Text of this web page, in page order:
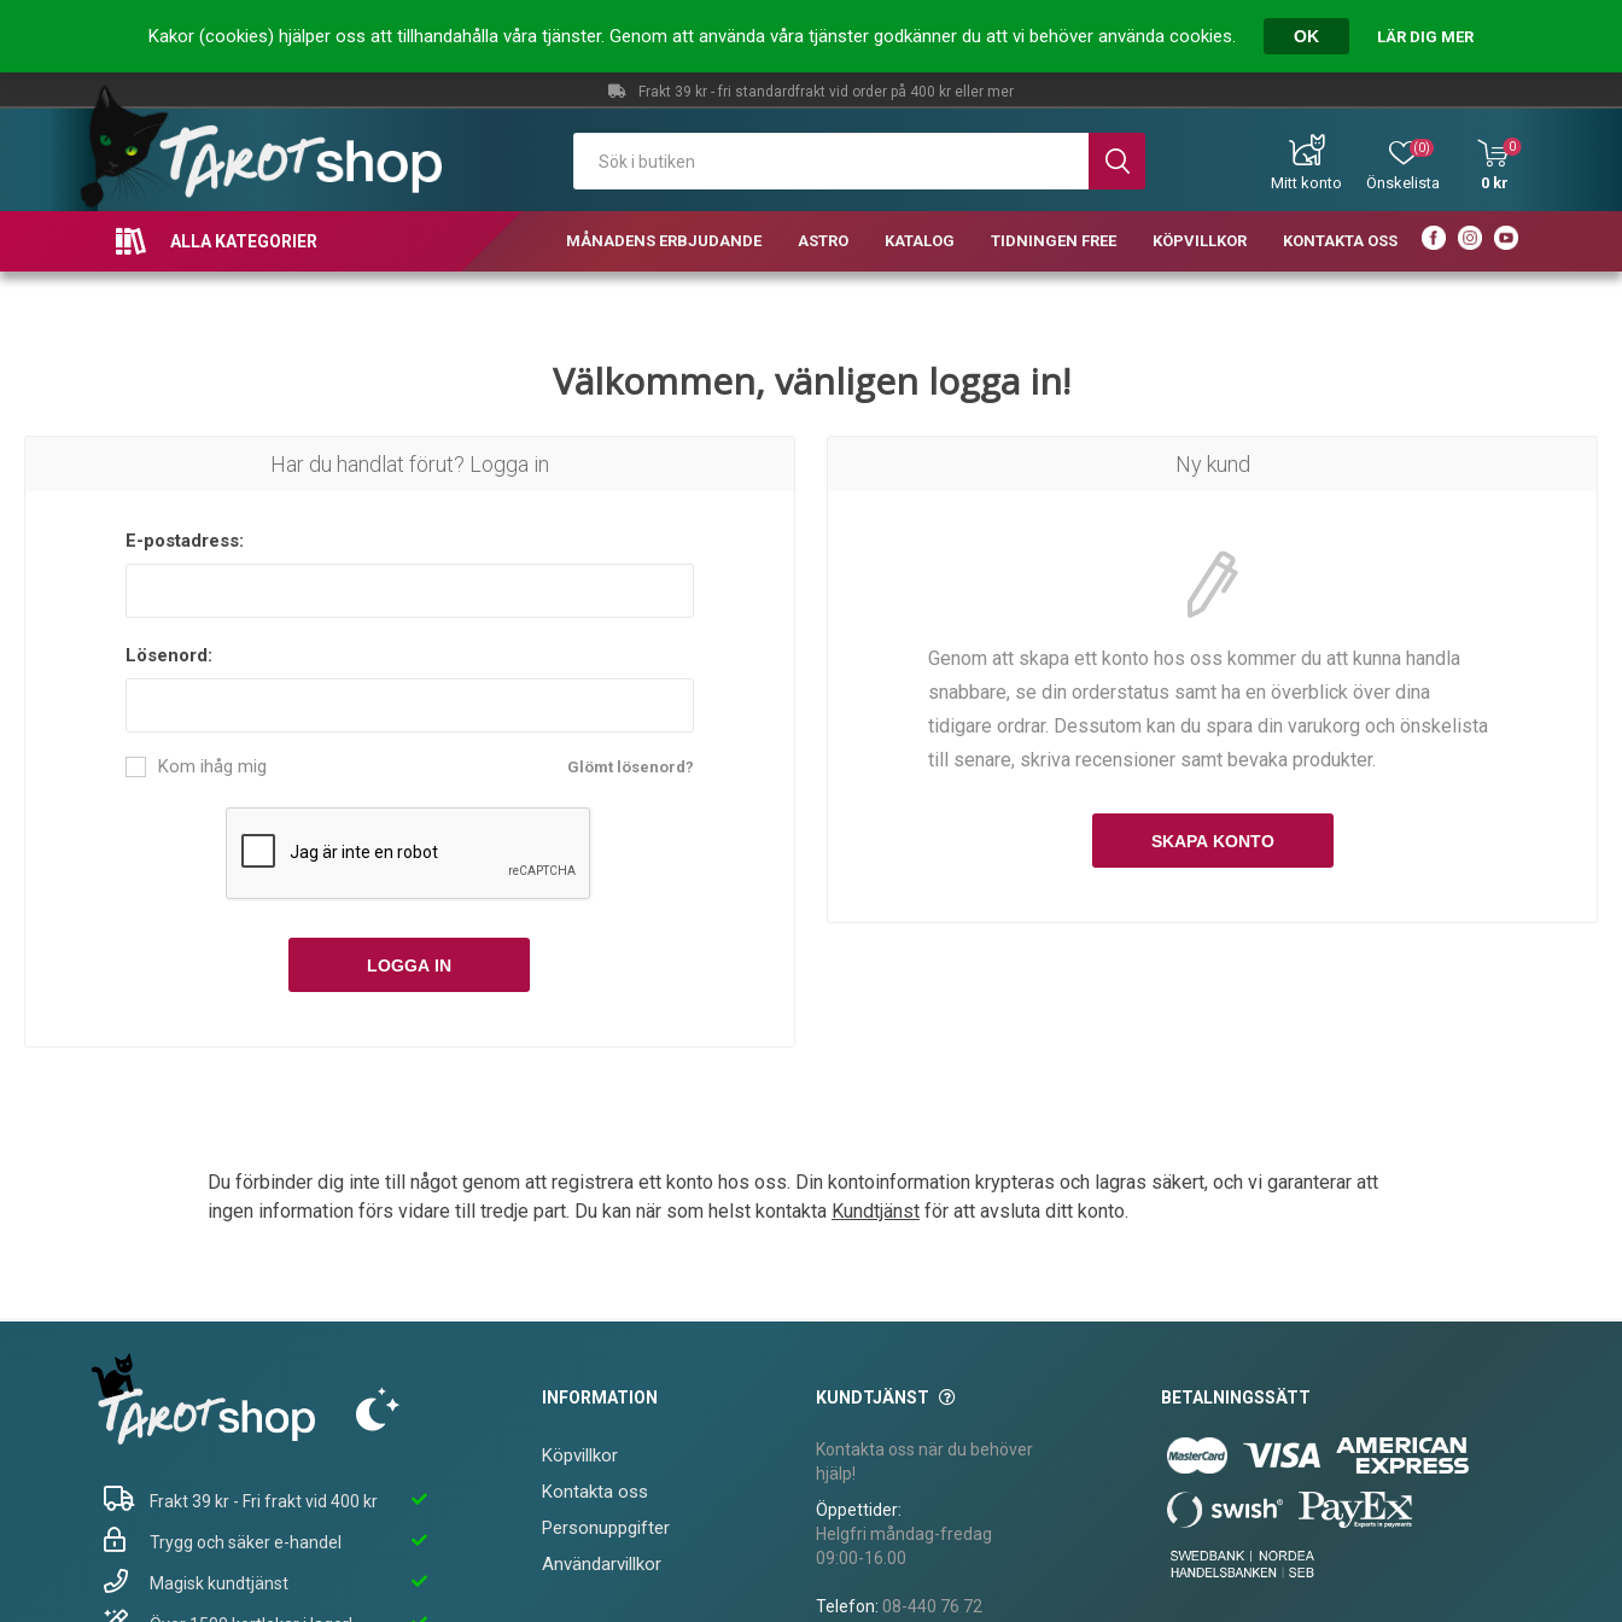
Kakor (cookies) hjälper oss att tillhandahålla våra tjänster. Genom att använda våra tjänster godkänner du att vi behöver använda cookies. OK LÄR DIG MER
Frakt 39 kr - fri standardfrakt vid order på 400 kr eller mer
Mitt konto Önskelista
(0) 0
0 kr
ALLA KATEGORIER MÅNADENS ERBJUDANDE ASTRO KATALOG TIDNINGEN FREE KÖPVILLKOR KONTAKTA OSS
Välkommen, vänligen logga in!
Ny kund
Genom att skapa ett konto hos oss kommer du att kunna handla
snabbare, se din orderstatus samt ha en överblick över dina
tidigare ordrar. Dessutom kan du spara din varukorg och önskelista
till senare, skriva recensioner samt bevaka produkter.
Har du handlat förut? Logga in
E-postadress:
Lösenord:
Glömt lösenord?
Kom ihåg mig
Du förbinder dig inte till något genom att registrera ett konto hos oss. Din kontoinformation krypteras och lagras säkert, och vi garanterar att
ingen information förs vidare till tredje part. Du kan när som helst kontakta Kundtjänst för att avsluta ditt konto.
Frakt 39 kr - Fri frakt vid 400 kr
Trygg och säker e-handel
Magisk kundtjänst
INFORMATION
Köpvillkor
Kontakta oss
Personuppgifter
Användarvillkor
KUNDTJÄNST
Kontakta oss när du behöver
hjälp!
Öppettider:
Helgfri måndag-fredag
09:00-16.00
Telefon: 08-440 76 72
BETALNINGSSÄTT